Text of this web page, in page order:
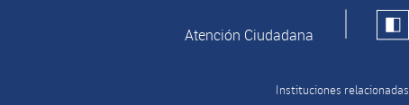
Atención Ciudadana
Instituciones relacionadas